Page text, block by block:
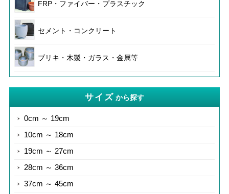
FRP・ファイバー・プラスチック
セメント・コンクリート
ブリキ・木製・ガラス・金属等
サイズ から探す
0cm ～ 19cm
10cm ～ 18cm
19cm ～ 27cm
28cm ～ 36cm
37cm ～ 45cm